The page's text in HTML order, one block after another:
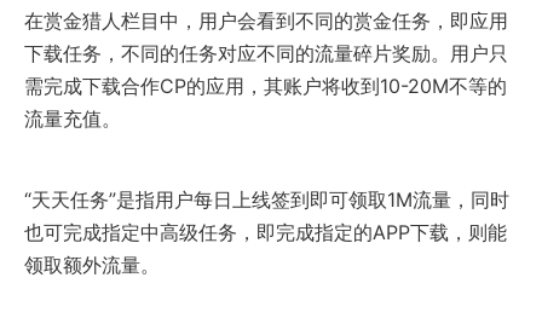
在赏金猎人栏目中，用户会看到不同的赏金任务，即应用
下载任务，不同的任务对应不同的流量碎片奖励。用户只
需完成下载合作CP的应用，其账户将收到10-20M不等的
流量充值。
“天天任务”是指用户每日上线签到即可领取1M流量，同时
也可完成指定中高级任务，即完成指定的APP下载，则能
领取额外流量。